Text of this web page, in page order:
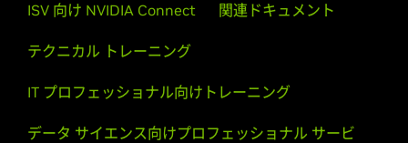
ISV 向け NVIDIA Connect 関連ドキュメント
テクニカル トレーニング
IT プロフェッショナル向けトレーニング
データ サイエンス向けプロフェッショナル サービ